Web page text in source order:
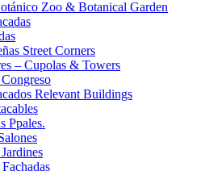
Zoo & Botanical Garden
Street Corners
– Cupolas & Towers
Relevant Buildings
Ppales.